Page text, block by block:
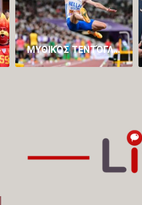
ΜΥΘΙΚΌΣ ΤΕΝΤΌΓΛΟΥ, ΈΒΓΑΛΕ ΙΣΤΟΡΙΚΌ ΆΛΜΑ ΣΤΑ 8,61Μ. ΚΑΙ ΚΑΤΈΚΤΗΣΕ ΤΟ DIAMOND LEAGUE ΤΟΥ ΜΟΝΑΚΌ! (VID)